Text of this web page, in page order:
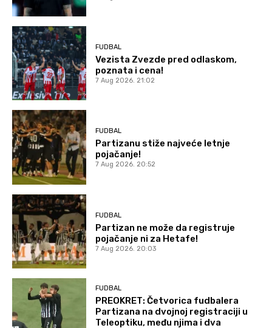
FUDBAL
Vezista Zvezde pred odlaskom,
poznata i cena!
7 Aug 2026. 21:02
FUDBAL
Partizanu stiže najveće letnje
pojačanje!
7 Aug 2026. 20:52
FUDBAL
Partizan ne može da registruje
pojačanje ni za Hetafe!
7 Aug 2026. 20:03
FUDBAL
PREOKRET: Četvorica fudbalera
Partizana na dvojnoj registraciji u
Teleoptiku, među njima i dva